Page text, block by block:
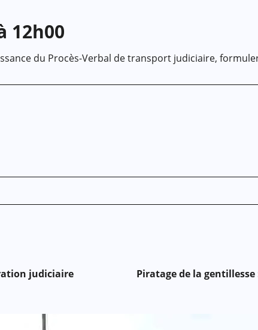
12h00
du Procès-Verbal de transport judiciaire,
judiciaire Piratage de la